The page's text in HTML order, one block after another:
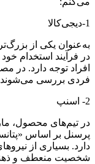
1-دیجی‌کالا
به‌عنوان یکی از
در فرآیند استخدام
افراد توجه دارد. در
فردی بررسی می‌شوند
2- اسنپ
در تیم‌های محصول،
پرسنل بر اساس
دارد. بسیاری از
شخصیت منعطف و